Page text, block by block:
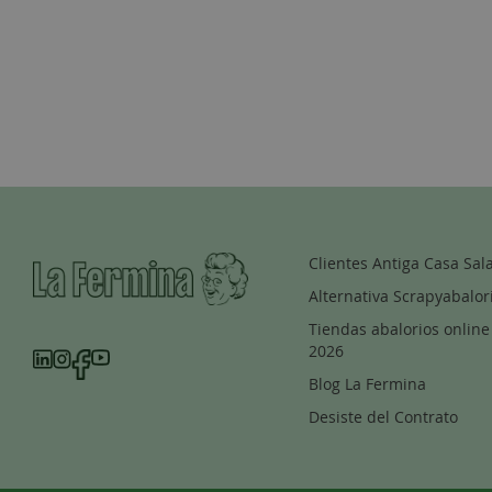
Clientes Antiga Casa Sala
Alternativa
Tiendas abalorios online
2026
Blog La Fermina
Desiste del Contrato